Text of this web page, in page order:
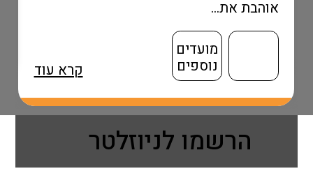
הרשמו לניוזלטר